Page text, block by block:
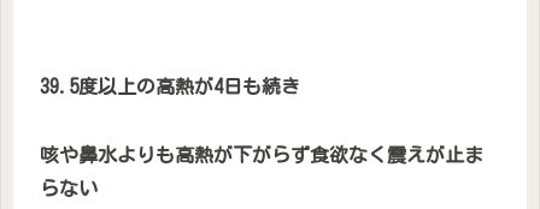
39.5度以上の高熱が4日も続き
咳や鼻水よりも高熱が下がらず食欲なく震えが止ま
らない